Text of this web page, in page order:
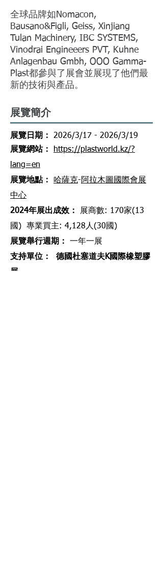
全球品牌如Nomacon,
Bausano&Figli, Geiss, Xinjiang
Tulan Machinery, IBC SYSTEMS,
Vinodrai Engineeers PVT, Kuhne
Anlagenbau Gmbh, OOO Gamma-
Plast都參與了展會並展現了他們最
新的技術與產品。
展覽簡介
展覽日期：
2026/3/17 - 2026/3/19
​展覽網站：
https://plastworld.kz/?
lang=en
​展覽地點： 哈薩克-阿拉木圖國際會展
中心
2024年展出成效 ：
展商數: 170家(13
國) 專業買主: 4,128人(30國)
展覽舉行週期 ： 一年一展
支持單位： 德國杜塞道夫K國際橡塑膠
展